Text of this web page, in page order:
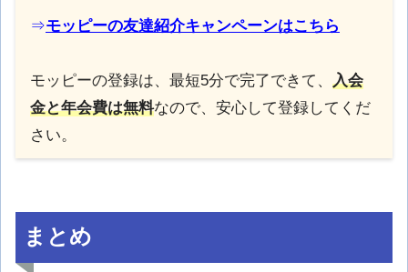
⇒モッピーの友達紹介キャンペーンはこちら
モッピーの登録は、最短5分で完了できて、 入会
金と年会費は無料なので、安心して登録してくだ
さい。
まとめ